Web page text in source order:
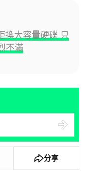
換大容量硬碟 只
不滿
分享